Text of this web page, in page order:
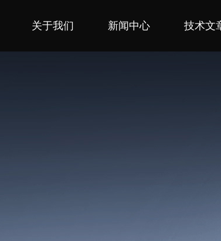
关于我们 新闻中心 技术文